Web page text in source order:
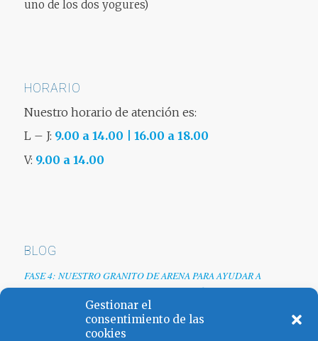
Gestionar el
consentimiento de las
cookies
uno de los dos yogures)
HORARIO
Nuestro horario de atención es:
L – J: 9.00 a 14.00 | 16.00 a 18.00
V: 9.00 a 14.00
BLOG
FASE 4: NUESTRO GRANITO DE ARENA PARA AYUDAR A
EMPRESAS TRAS LA CRISIS DEL COVID-19
Renovamos web